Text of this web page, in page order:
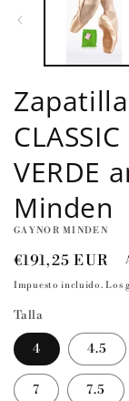
una
VERDE
Minden
GAYNOR MINDEN
Precio
habitual
€191,25 EUR
Impuesto incluido. Los
Talla
4 4.5
7 7.5